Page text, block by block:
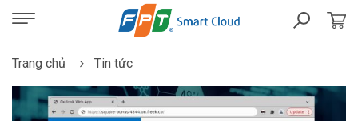
Trang chủ Tin tức